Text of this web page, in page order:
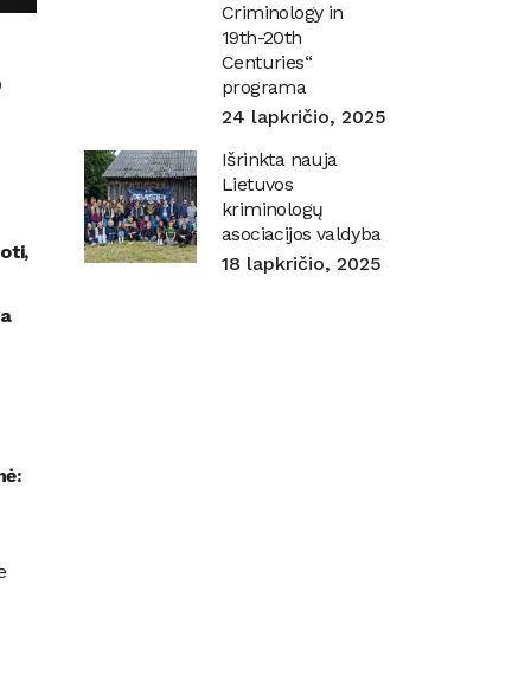
Criminology in
19th-20th
Centuries“
programa
24 lapkričio, 2025
Išrinkta nauja
Lietuvos
kriminologų
asociacijos valdyba
18 lapkričio, 2025